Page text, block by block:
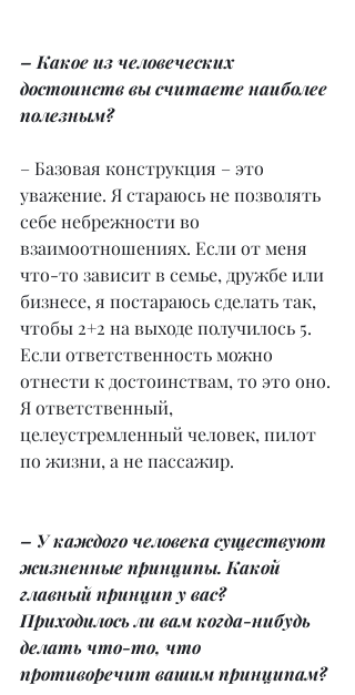
– Какое из человеческих
достоинств вы считаете наиболее
полезным?
– Базовая конструкция – это
уважение. Я стараюсь не позволять
себе небрежности во
взаимоотношениях. Если от меня
что-то зависит в семье, дружбе или
бизнесе, я постараюсь сделать так,
чтобы 2+2 на выходе получилось 5.
Если ответственность можно
отнести к достоинствам, то это оно.
Я ответственный,
целеустремленный человек, пилот
по жизни, а не пассажир.
– У каждого человека существуют
жизненные принципы. Какой
главный принцип у вас?
Приходилось ли вам когда-нибудь
делать что-то, что
противоречит вашим принципам?